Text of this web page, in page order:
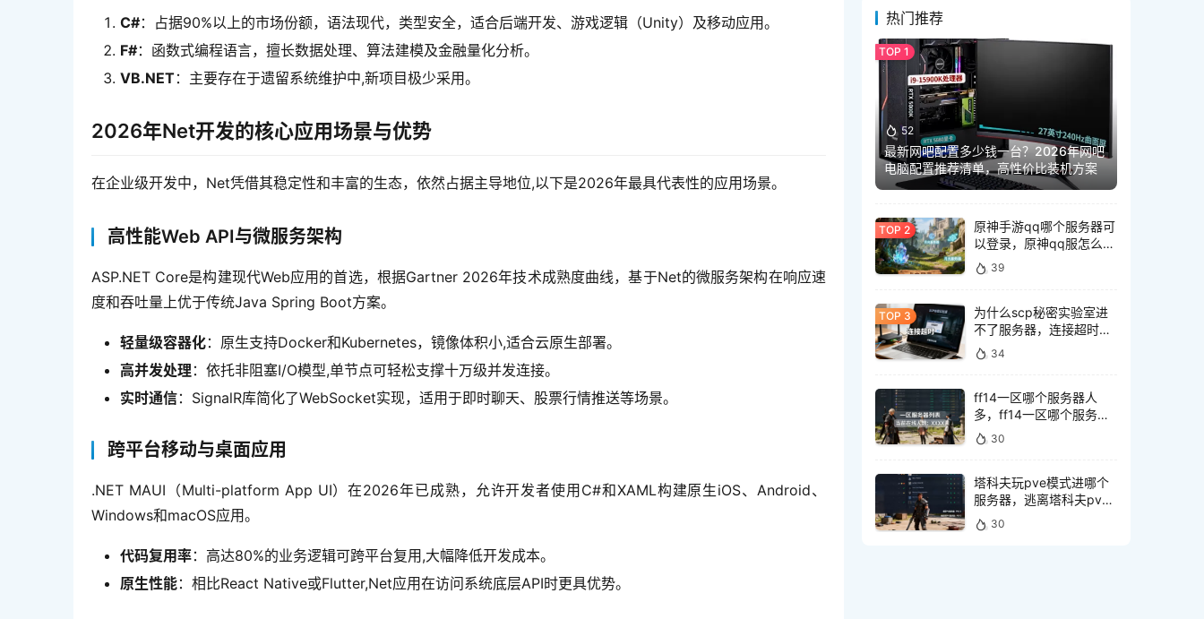
C#：占据90%以上的市场份额，语法现代，类型安全，适合后端开发、游戏逻辑（Unity）及移动应用。
F#：函数式编程语言，擅长数据处理、算法建模及金融量化分析。
VB.NET：主要存在于遗留系统维护中,新项目极少采用。
2026年Net开发的核心应用场景与优势
在企业级开发中，Net凭借其稳定性和丰富的生态，依然占据主导地位,以下是2026年最具代表性的应用场景。
高性能Web API与微服务架构
ASP.NET Core是构建现代Web应用的首选，根据Gartner 2026年技术成熟度曲线，基于Net的微服务架构在响应速
度和吞吐量上优于传统Java Spring Boot方案。
轻量级容器化：原生支持Docker和Kubernetes，镜像体积小,适合云原生部署。
高并发处理 ：依托非阻塞I/O模型,单节点可轻松支撑十万级并发连接。
实时通信：SignalR库简化了WebSocket实现，适用于即时聊天、股票行情推送等场景。
跨平台移动与桌面应用
.NET MAUI（Multi-platform App UI）在2026年已成熟，允许开发者使用C#和XAML构建原生iOS、Android、
Windows和macOS应用。
代码复用率：高达80%的业务逻辑可跨平台复用,大幅降低开发成本。
原生性能：相比React Native或Flutter,Net应用在访问系统底层API时更具优势。
热门推荐
52
最新网吧配置多少钱一台？2026年网吧
电脑配置推荐清单，高性价比装机方案
原神手游qq哪个服务器可
以登录，原神qq服怎么登
录
39
为什么scp秘密实验室进
不了服务器，连接超时怎
么解决？
34
ff14一区哪个服务器人
多，ff14一区哪个服务器
玩家最多
30
塔科夫玩pve模式进哪个
服务器，逃离塔科夫pve
服务器选哪个好
30